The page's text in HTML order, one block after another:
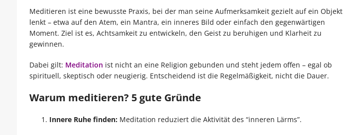
Meditieren ist eine bewusste Praxis, bei der man seine Aufmerksamkeit gezielt auf ein Objekt
lenkt – etwa auf den Atem, ein Mantra, ein inneres Bild oder einfach den gegenwärtigen
Moment. Ziel ist es, Achtsamkeit zu entwickeln, den Geist zu beruhigen und Klarheit zu
gewinnen.
Dabei gilt: Meditation ist nicht an eine Religion gebunden und steht jedem offen – egal ob
spirituell, skeptisch oder neugierig. Entscheidend ist die Regelmäßigkeit, nicht die Dauer.
Warum meditieren? 5 gute Gründe
Innere Ruhe finden:Meditation reduziert die Aktivität des “inneren Lärms”.